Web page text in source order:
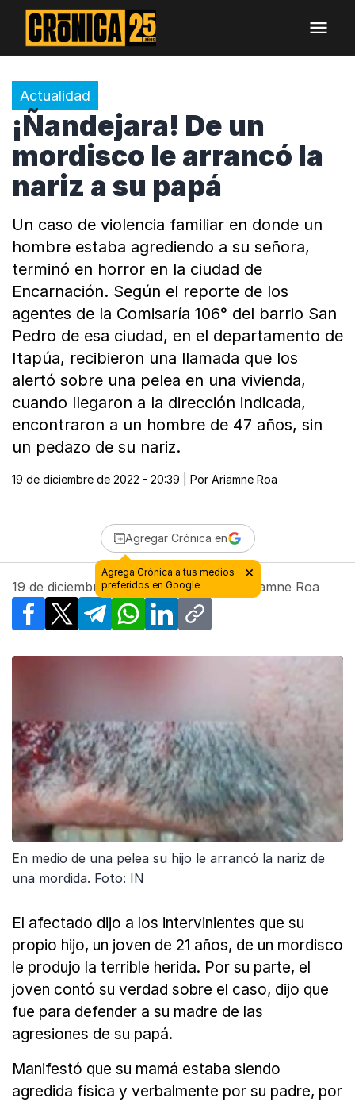
Actualidad
¡Ñandejara! De un
mordisco le arrancó la
nariz a su papá
Un caso de violencia familiar en donde un
hombre estaba agrediendo a su señora,
terminó en horror en la ciudad de
Encarnación. Según el reporte de los
agentes de la Comisaría 106° del barrio San
Pedro de esa ciudad, en el departamento de
Itapúa, recibieron una llamada que los
alertó sobre una pelea en una vivienda,
cuando llegaron a la dirección indicada,
encontraron a un hombre de 47 años, sin
un pedazo de su nariz.
19 de diciembre de 2022 - 20:39 | Por Ariamne Roa
Agregar Crónica en
Agrega Crónica a tus medios
preferidos en Google
×
19 de diciembre de 2022 - 20:39 Ariamne Roa
Facebook
X TelegramWhatsApp
LinkedInCopy link
En medio de una pelea su hijo le arrancó la nariz de
una mordida. Foto: IN
El afectado dijo a los intervinientes que su
propio hijo, un joven de 21 años, de un mordisco
le produjo la terrible herida. Por su parte, el
joven contó su verdad sobre el caso, dijo que
fue para defender a su madre de las
agresiones de su papá.
Manifestó que su mamá estaba siendo
agredida física y verbalmente por su padre, por